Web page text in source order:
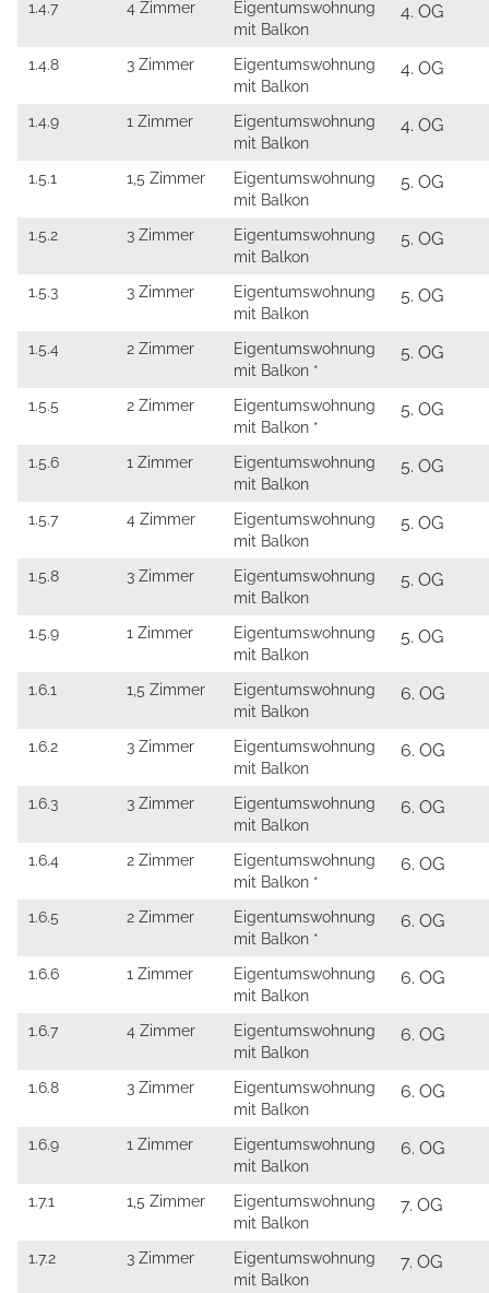
1.4.7 4 Zimmer
Eigentumswohnung
mit Balkon
4. OG
1.4.8 3 Zimmer
Eigentumswohnung
mit Balkon
4. OG
1.4.9 1 Zimmer
Eigentumswohnung
mit Balkon
4. OG
1.5.1 1,5 Zimmer
Eigentumswohnung
mit Balkon
5. OG
1.5.2 3 Zimmer
Eigentumswohnung
mit Balkon
5. OG
1.5.3 3 Zimmer
Eigentumswohnung
mit Balkon
5. OG
1.5.4 2 Zimmer
Eigentumswohnung
mit Balkon *
5. OG
1.5.5 2 Zimmer
Eigentumswohnung
mit Balkon *
5. OG
1.5.6 1 Zimmer
Eigentumswohnung
mit Balkon
5. OG
1.5.7 4 Zimmer
Eigentumswohnung
mit Balkon
5. OG
1.5.8 3 Zimmer
Eigentumswohnung
mit Balkon
5. OG
1.5.9 1 Zimmer
Eigentumswohnung
mit Balkon
5. OG
1.6.1 1,5 Zimmer
Eigentumswohnung
mit Balkon
6. OG
1.6.2 3 Zimmer
Eigentumswohnung
mit Balkon
6. OG
1.6.3 3 Zimmer
Eigentumswohnung
mit Balkon
6. OG
1.6.4 2 Zimmer
Eigentumswohnung
mit Balkon *
6. OG
1.6.5 2 Zimmer
Eigentumswohnung
mit Balkon *
6. OG
1.6.6 1 Zimmer
Eigentumswohnung
mit Balkon
6. OG
1.6.7 4 Zimmer
Eigentumswohnung
mit Balkon
6. OG
1.6.8 3 Zimmer
Eigentumswohnung
mit Balkon
6. OG
1.6.9 1 Zimmer
Eigentumswohnung
mit Balkon
6. OG
1.7.1 1,5 Zimmer
Eigentumswohnung
mit Balkon
7. OG
1.7.2 3 Zimmer
Eigentumswohnung
mit Balkon
7. OG